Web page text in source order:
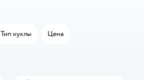
Тип куклы Цена